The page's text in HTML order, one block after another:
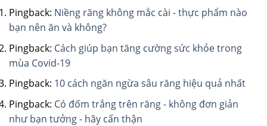
Pingback: Niềng răng không mắc cài - thực phẩm nào
bạn nên ăn và không?
Pingback: Cách giúp bạn tăng cường sức khỏe trong
mùa Covid-19
Pingback: 10 cách ngăn ngừa sâu răng hiệu quả nhất
Pingback: Có đốm trắng trên răng - không đơn giản
như bạn tưởng - hãy cẩn thận